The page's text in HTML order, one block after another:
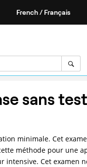
sans
minimale. Cet
méthode pour une
Cet examen